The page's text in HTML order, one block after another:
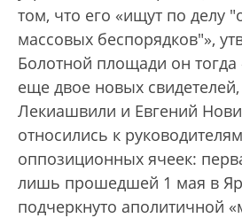
том, что его «ищут по делу
массовых беспорядков"»,
Болотной площади он тогда
еще двое новых
Лекиашвили и Евгений
относились к
оппозиционных ячеек:
лишь прошедшей 1 мая в
подчеркнуто аполитичной